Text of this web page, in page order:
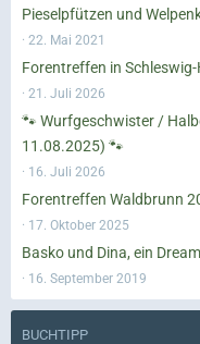
Pieselpfützen und
22. Mai 2021
Forentreffen in
21. Juli 2026
🐾 Wurfgeschwister /
11.08.2025) 🐾
16. Juli 2026
Forentreffen Waldbrunn
17. Oktober 2025
Basko und Dina, ein
16. September 2019
BUCHTIPP